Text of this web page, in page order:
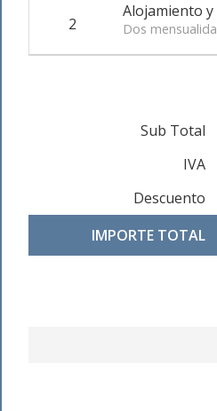
2
Alojamiento
Dos
Sub Total
IVA
Descuento
IMPORTE TOTAL